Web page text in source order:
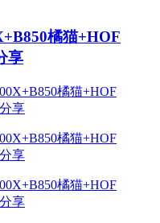
橘猫+HOF
享